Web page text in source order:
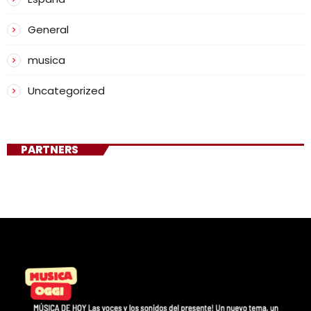
General
musica
Uncategorized
PARTNERS